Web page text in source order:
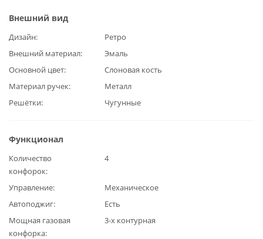
Внешний вид
Дизайн
Ретро
Внешний материал
Эмаль
Основной цвет
Слоновая кость
Материал ручек
Металл
Решётки
Чугунные
Функционал
Количество
конфорок
4
Управление
Механическое
Автоподжиг
Есть
Мощная газовая
конфорка
3-х контурная